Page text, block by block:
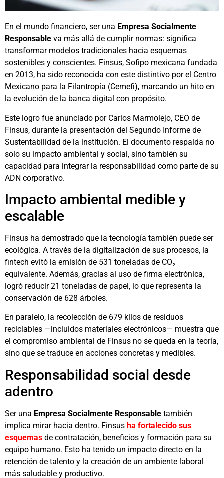
En el mundo financiero, ser una Empresa Socialmente
Responsable va más allá de cumplir normas: significa
transformar modelos tradicionales hacia esquemas
sostenibles y conscientes. Finsus, Sofipo mexicana fundada
en 2013, ha sido reconocida con este distintivo por el Centro
Mexicano para la Filantropía (Cemefi), marcando un hito en
la evolución de la banca digital con propósito.
Este logro fue anunciado por Carlos Marmolejo, CEO de
Finsus, durante la presentación del Segundo Informe de
Sustentabilidad de la institución. El documento respalda no
solo su impacto ambiental y social, sino también su
capacidad para integrar la responsabilidad como parte de su
ADN corporativo.
Impacto ambiental medible y
escalable
Finsus ha demostrado que la tecnología también puede ser
ecológica. A través de la digitalización de sus procesos, la
fintech evitó la emisión de 531 toneladas de CO₂
equivalente. Además, gracias al uso de firma electrónica,
logró reducir 21 toneladas de papel, lo que representa la
conservación de 628 árboles.
En paralelo, la recolección de 679 kilos de residuos
reciclables —incluidos materiales electrónicos— muestra que
el compromiso ambiental de Finsus no se queda en la teoría,
sino que se traduce en acciones concretas y medibles.
Responsabilidad social desde
adentro
Ser una Empresa Socialmente Responsable también
implica mirar hacia dentro. Finsus ha fortalecido sus
esquemas de contratación, beneficios y formación para su
equipo humano. Esto ha tenido un impacto directo en la
retención de talento y la creación de un ambiente laboral
más saludable y productivo.